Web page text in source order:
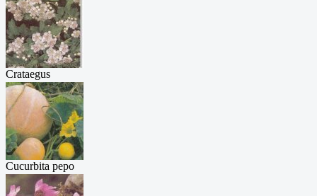
Crataegus
monog...
Cucurbita pepo
...